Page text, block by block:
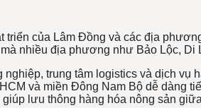
của Lâm Đồng và các địa
nhiều địa phương như Bảo Lộc, Di
trung tâm logistics và dịch vụ
và miền Đông Nam Bộ dễ dàng
lưu thông hàng hóa nông sản